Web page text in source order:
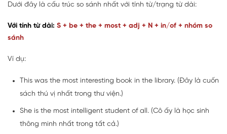
Dưới đây là cấu trúc so sánh nhất với tính từ/trạng từ dài:
Với tính từ dài: S + be + the + most + adj + N + in/of + nhóm so
sánh
Ví dụ:
This was the most interesting book in the library. (Đây là cuốn
sách thú vị nhất trong thư viện.)
She is the most intelligent student of all. (Cô ấy là học sinh
thông minh nhất trong tất cả.)